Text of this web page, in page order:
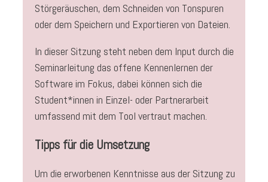
Störgeräuschen, dem Schneiden von Tonspuren
oder dem Speichern und Exportieren von Dateien.
In dieser Sitzung steht neben dem Input durch die
Seminarleitung das offene Kennenlernen der
Software im Fokus, dabei können sich die
Student*innen in Einzel- oder Partnerarbeit
umfassend mit dem Tool vertraut machen.
Tipps für die Umsetzung
Um die erworbenen Kenntnisse aus der Sitzung zu